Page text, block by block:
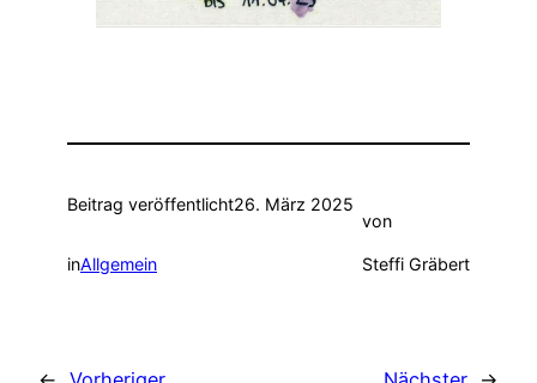
Beitrag veröffentlicht26. März 2025
inAllgemein
von
Steffi Gräbert